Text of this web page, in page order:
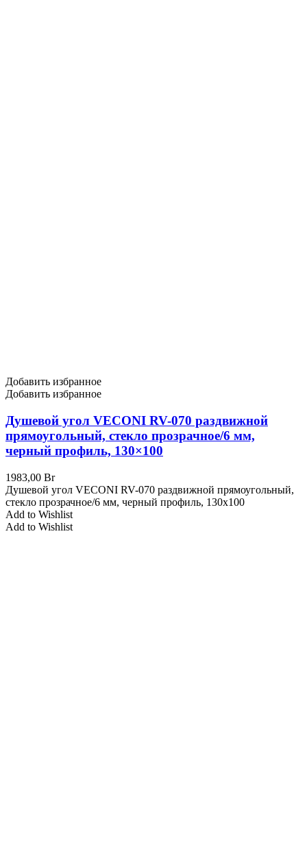
Добавить избранное
Добавить избранное
Душевой угол VECONI RV-070 раздвижной
прямоугольный, стекло прозрачное/6 мм,
черный профиль, 130×100
1983,00 Br
Душевой угол VECONI RV-070 раздвижной прямоугольный,
стекло прозрачное/6 мм, черный профиль, 130x100
Add to Wishlist
Add to Wishlist